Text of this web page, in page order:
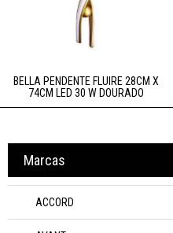
(61)3386-
BELLA PENDENTE FLUIRE 28CM X
74CM LED 30 W DOURADO
Marcas
ACCORD